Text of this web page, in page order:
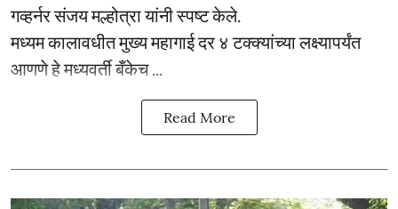
गव्हर्नर संजय मल्होत्रा यांनी स्पष्ट केले.
मध्यम कालावधीत मुख्य महागाई दर ४ टक्क्यांच्या लक्ष्यापर्यंत
आणणे हे मध्यवर्ती बँकेच ...
Read More